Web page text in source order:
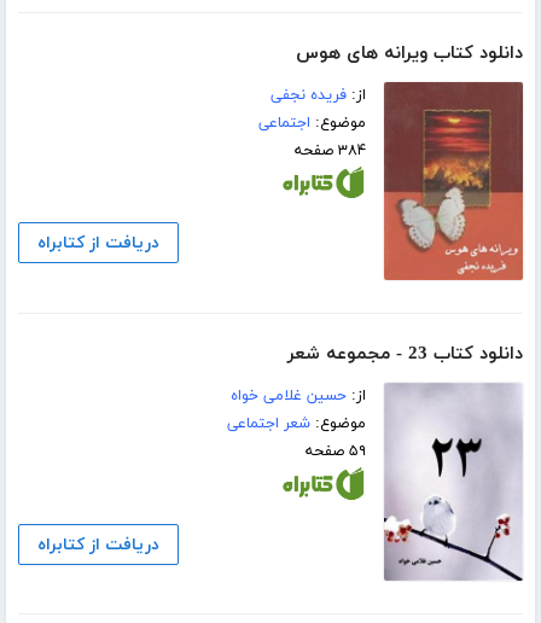
دانلود کتاب ویرانه های هوس
از:فریده نجفی
موضوع: اجتماعی
۳۸۴ صفحه
دریافت از کتابراه
دانلود کتاب 23 - مجموعه شعر
از:حسین غلامی خواه
موضوع:شعر اجتماعی
۵۹ صفحه
دریافت از کتابراه